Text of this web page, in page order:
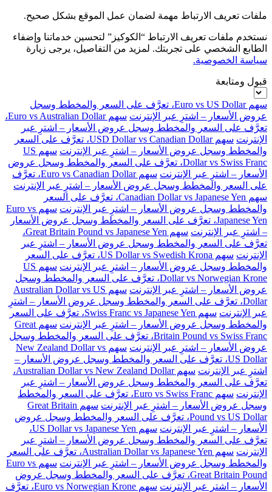
ملفات تعريف الارتباط مهمة لضمان عمل الموقع بشكل صحيح.
نستخدم ملفات تعريف الارتباط “الكوكيز” لتحسين خدماتنا وإضفاء
الطابع الشخصي على تجربتك. لمزيد من التفاصيل، يرجى زيارة
سياسة الخصوصية.
قبول ومتابعة
سهم Euro vs US Dollar، تعرَّف على السعر والمخطط وسجل
عروض الأسعار – اشترِ عبر الإنترنت
سهم Euro vs Australian Dollar،
تعرَّف على السعر والمخطط وسجل عروض الأسعار – اشترِ عبر
الإنترنت
سهم USD Dollar vs Canadian Dollar، تعرَّف على السعر
والمخطط وسجل عروض الأسعار – اشترِ عبر الإنترنت
سهم US
Dollar vs Swiss Franc، تعرَّف على السعر والمخطط وسجل عروض
الأسعار – اشترِ عبر الإنترنت
سهم Euro vs Canadian Dollar، تعرَّف
على السعر والمخطط وسجل عروض الأسعار – اشترِ عبر الإنترنت
سهم Canadian Dollar vs Japanese Yen، تعرَّف على السعر
والمخطط وسجل عروض الأسعار – اشترِ عبر الإنترنت
سهم Euro vs
Japanese Yen، تعرَّف على السعر والمخطط وسجل عروض الأسعار
– اشترِ عبر الإنترنت
سهم Great Britain Pound vs Japanese Yen،
تعرَّف على السعر والمخطط وسجل عروض الأسعار – اشترِ عبر
الإنترنت
سهم US Dollar vs Swedish Krona، تعرَّف على السعر
والمخطط وسجل عروض الأسعار – اشترِ عبر الإنترنت
سهم US
Dollar vs Norwegian Krone، تعرَّف على السعر والمخطط وسجل
عروض الأسعار – اشترِ عبر الإنترنت
سهم Australian Dollar vs US
Dollar، تعرَّف على السعر والمخطط وسجل عروض الأسعار – اشترِ
عبر الإنترنت
سهم Swiss Franc vs Japanese Yen، تعرَّف على السعر
والمخطط وسجل عروض الأسعار – اشترِ عبر الإنترنت
سهم Great
Britain Pound vs Swiss Franc، تعرَّف على السعر والمخطط وسجل
عروض الأسعار – اشترِ عبر الإنترنت
سهم New Zealand Dollar vs
US Dollar، تعرَّف على السعر والمخطط وسجل عروض الأسعار –
اشترِ عبر الإنترنت
سهم Australian Dollar vs New Zealand Dollar،
تعرَّف على السعر والمخطط وسجل عروض الأسعار – اشترِ عبر
الإنترنت
سهم Euro vs Swiss Franc، تعرَّف على السعر والمخطط
وسجل عروض الأسعار – اشترِ عبر الإنترنت
سهم Great Britain
Pound vs US Dollar، تعرَّف على السعر والمخطط وسجل عروض
الأسعار – اشترِ عبر الإنترنت
سهم US Dollar vs Japanese Yen،
تعرَّف على السعر والمخطط وسجل عروض الأسعار – اشترِ عبر
الإنترنت
سهم Australian Dollar vs Japanese Yen، تعرَّف على السعر
والمخطط وسجل عروض الأسعار – اشترِ عبر الإنترنت
سهم Euro vs
Great Britain Pound، تعرَّف على السعر والمخطط وسجل عروض
الأسعار – اشترِ عبر الإنترنت
سهم Euro vs Norwegian Krone، تعرَّف